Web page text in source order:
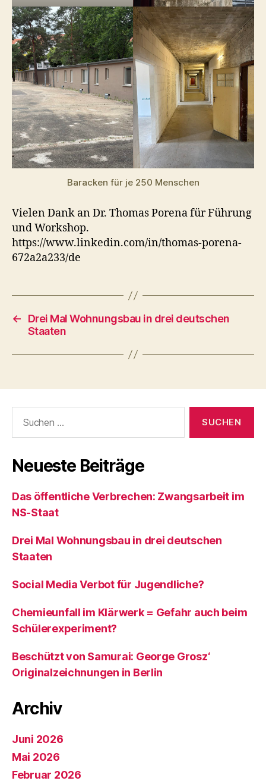
Baracken für je 250 Menschen
Vielen Dank an Dr. Thomas Porena für Führung
und Workshop.
https://www.linkedin.com/in/thomas-porena-
672a2a233/de
←
Drei Mal Wohnungsbau in drei deutschen
Staaten
nach:
Neueste Beiträge
Das öffentliche Verbrechen: Zwangsarbeit im
NS-Staat
Drei Mal Wohnungsbau in drei deutschen
Staaten
Social Media Verbot für Jugendliche?
Chemieunfall im Klärwerk = Gefahr auch beim
Schülerexperiment?
Beschützt von Samurai: George Grosz‘
Originalzeichnungen in Berlin
Archiv
Juni 2026
Mai 2026
Februar 2026